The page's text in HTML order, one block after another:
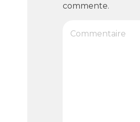
commente.